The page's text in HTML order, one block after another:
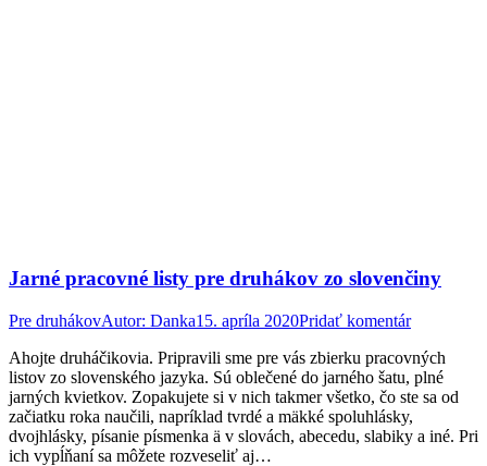
Jarné pracovné listy pre druhákov zo slovenčiny
Pre druhákovAutor: Danka15. apríla 2020Pridať komentár
Ahojte druháčikovia. Pripravili sme pre vás zbierku pracovných
listov zo slovenského jazyka. Sú oblečené do jarného šatu, plné
jarných kvietkov. Zopakujete si v nich takmer všetko, čo ste sa od
začiatku roka naučili, napríklad tvrdé a mäkké spoluhlásky,
dvojhlásky, písanie písmenka ä v slovách, abecedu, slabiky a iné. Pri
ich vypĺňaní sa môžete rozveseliť aj…